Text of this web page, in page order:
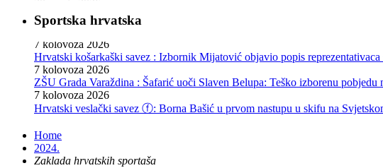
29 srpnja 2026
The best archers at the 2026 African Archery Championships
29 srpnja 2026
Pan American gold medallists Grande, Valencia to shoot at World Cup Final
29 srpnja 2026
Mexico retains recurve crown as El Salvador shines in compound
28 srpnja 2026
Martin Damsbo: “Still proud to step onto that stage” – on making another
Ben Abdelkader turns silver into gold to wrap up Oran 2026
26 srpnja 2026
Ticket sales open for Dakar 2026 Youth Olympic Games
Sportska hrvatska
Hrvatski košarkaški savez : Izbornik Mijatović objavio popis
7 kolovoza 2026
ZŠU Grada Varaždina : Šafarić uoči Slaven Belupa: Teško izborenu
7 kolovoza 2026
Hrvatski veslački savez ⓕ: Borna Bašić u prvom nastupu u skifu na
7 kolovoza 2026
7 kolovoza 2026
Hrvatski baseball savez ⓕ: U23 Europsko prvenstvo B-Grupa, Valencija
Home
2024.
Zaklada hrvatskih sportaša